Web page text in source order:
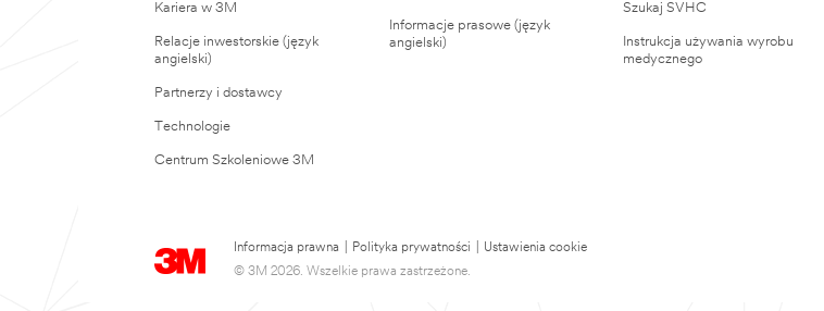
Kariera w 3M
Relacje inwestorskie (język
angielski)
Partnerzy i dostawcy
Technologie
Centrum Szkoleniowe 3M
Informacje prasowe (język
angielski)
Szukaj SVHC
Instrukcja używania wyrobu
medycznego
Informacja prawna Polityka prywatności
Ustawienia cookie
© 3M 2026. Wszelkie prawa zastrzeżone.